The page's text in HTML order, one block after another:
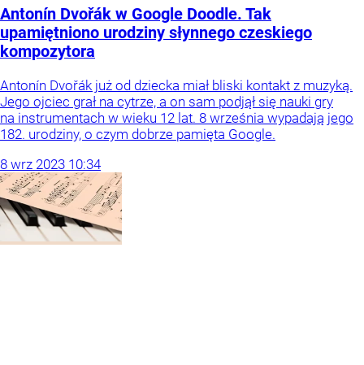
Antonín Dvořák w Google Doodle. Tak
upamiętniono urodziny słynnego czeskiego
kompozytora
Antonín Dvořák już od dziecka miał bliski kontakt z muzyką.
Jego ojciec grał na cytrze, a on sam podjął się nauki gry
na instrumentach w wieku 12 lat. 8 września wypadają jego
182. urodziny, o czym dobrze pamięta Google.
8 wrz 2023 10:34